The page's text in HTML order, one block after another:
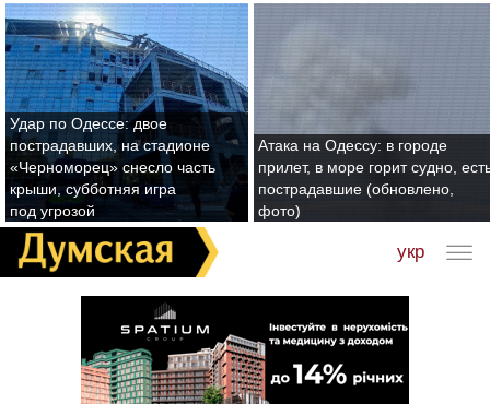
Удар по Одессе: двое
пострадавших, на стадионе
«Черноморец» снесло часть
крыши, субботняя игра
под угрозой
Атака на Одессу: в городе
прилет, в море горит судно,
пострадавшие (обновлено,
фото)
укр